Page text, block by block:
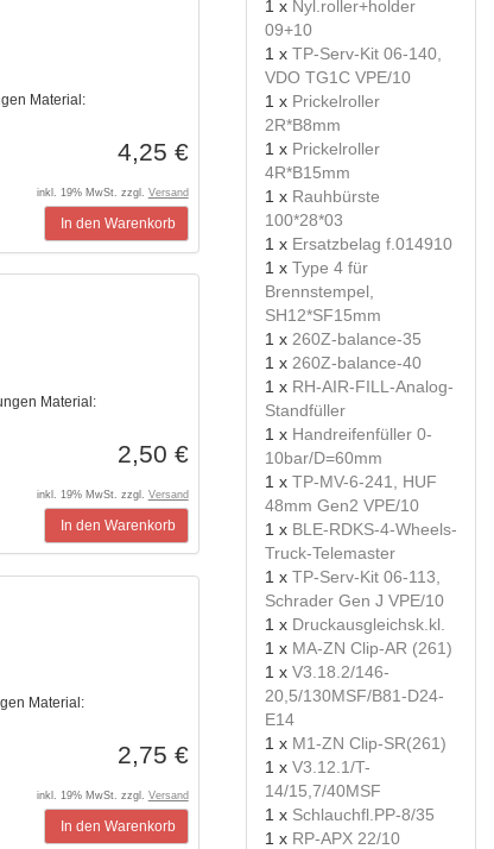
Material:
4,25 €
inkl. 19% MwSt. zzgl. Versand
In den Warenkorb
Material:
2,50 €
inkl. 19% MwSt. zzgl. Versand
In den Warenkorb
Material:
2,75 €
inkl. 19% MwSt. zzgl. Versand
In den Warenkorb
1 x Nyl.roller+holder
09+10
1 x TP-Serv-Kit 06-140,
VDO TG1C VPE/10
1 x Prickelroller
2R*B8mm
1 x Prickelroller
4R*B15mm
1 x Rauhbürste
100*28*03
1 x Ersatzbelag f.014910
1 x Type 4 für
Brennstempel,
SH12*SF15mm
1 x 260Z-balance-35
1 x 260Z-balance-40
1 x RH-AIR-FILL-Analog-
Standfüller
1 x Handreifenfüller 0-
10bar/D=60mm
1 x TP-MV-6-241, HUF
48mm Gen2 VPE/10
1 x BLE-RDKS-4-Wheels-
Truck-Telemaster
1 x TP-Serv-Kit 06-113,
Schrader Gen J VPE/10
1 x Druckausgleichsk.kl.
1 x MA-ZN Clip-AR (261)
1 x V3.18.2/146-
20,5/130MSF/B81-D24-
E14
1 x M1-ZN Clip-SR(261)
1 x V3.12.1/T-
14/15,7/40MSF
1 x Schlauchfl.PP-8/35
1 x RP-APX 22/10